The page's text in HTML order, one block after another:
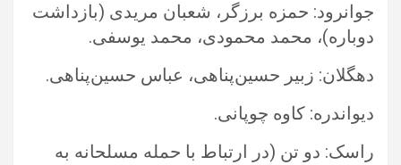
جوانرود: حمزه برزگر، شعبان مریدی (بازداشت
دوباره)، محمد محمودی، محمد یوسفی.‏
دهگلان: زبیر حسین‌پناهی، عباس حسین‌پناهی.‏
دیواندره: کاوه چوپانی.‏
راسک: دو تن (در ارتباط با حمله مسلحانه به